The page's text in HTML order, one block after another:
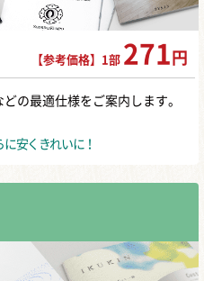
【参考価格】1部 271 円
の最適仕様をご案内します。
安くきれいに！